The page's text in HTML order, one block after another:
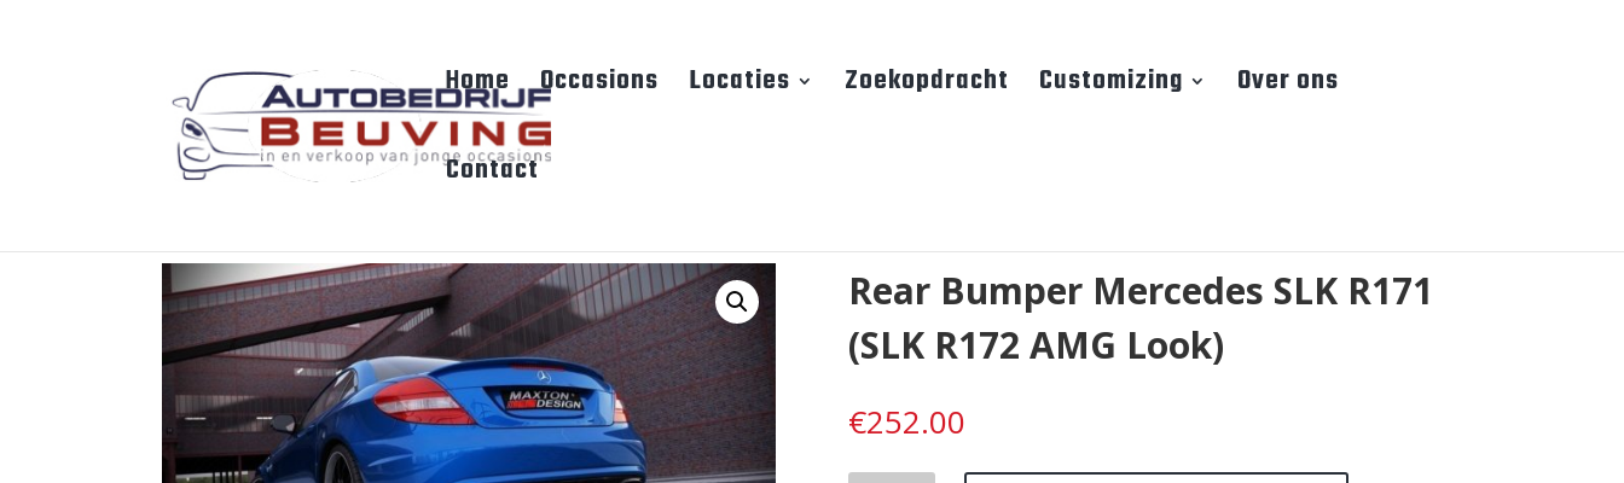
Home Occasions Locaties Zoekopdracht Customizing Over ons
Contact
Rear Bumper Mercedes SLK R171
(SLK R172 AMG Look)
€252.00